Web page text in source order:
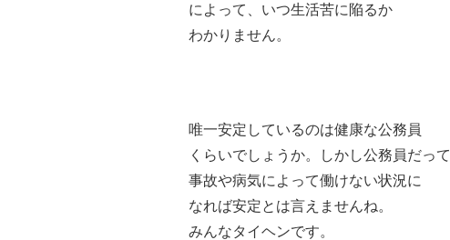
によって、いつ生活苦に陥るか
わかりません。
唯一安定しているのは健康な公務員
くらいでしょうか。しかし公務員だって
事故や病気によって働けない状況に
なれば安定とは言えませんね。
みんなタイヘンです。